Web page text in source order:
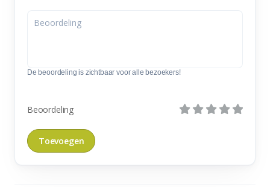
De beoordeling is zichtbaar voor alle bezoekers!
Beoordeling